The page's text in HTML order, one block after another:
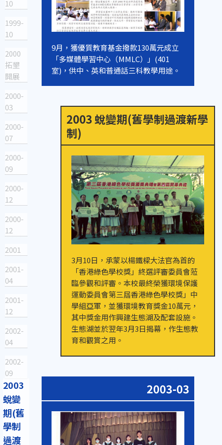
10
1999-
10
2000
拓墾
開展
2000-
03
2000-
07
2000-
09
2000-
12
2000-
12
2001
2001-
04
2001-
12
2002-
04
2002-
09
2003
蛻變
期(舊
學制
過渡
9月，獲優質教育基金撥款130萬元成立
「多媒體學習中心（MMLC）」(401
室)，供中、英和普通話三科教學用途。
2003 蛻變期(舊學制過渡新學
制)
3月10日，承蒙以楊鐵樑大法官為首的
「香港綠色學校獎」終選評審委員會蒞
臨參觀和評審。本校最終榮獲環境保護
運動委員會第三屆香港綠色學校獎」中
學組亞軍，並獲環境教育獎金10萬元，
其中獎金用作興建生態湖及配套設施。
生態湖並於翌年3月3日揭幕，作生態教
育和觀賞之用。
2003-03